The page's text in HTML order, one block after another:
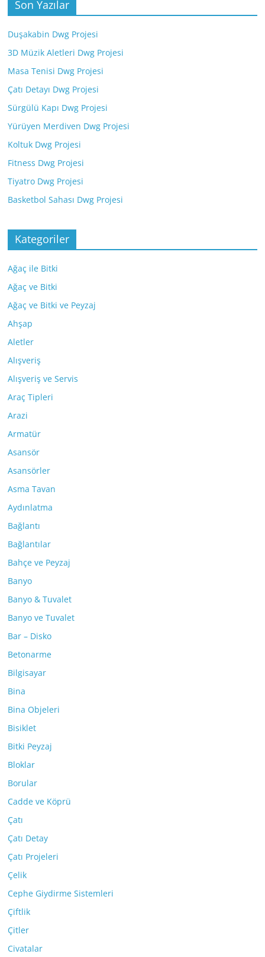
Son Yazılar
Duşakabin Dwg Projesi
3D Müzik Aletleri Dwg Projesi
Masa Tenisi Dwg Projesi
Çatı Detayı Dwg Projesi
Sürgülü Kapı Dwg Projesi
Yürüyen Merdiven Dwg Projesi
Koltuk Dwg Projesi
Fitness Dwg Projesi
Tiyatro Dwg Projesi
Basketbol Sahası Dwg Projesi
Kategoriler
Ağaç ile Bitki
Ağaç ve Bitki
Ağaç ve Bitki ve Peyzaj
Ahşap
Aletler
Alışveriş
Alışveriş ve Servis
Araç Tipleri
Arazi
Armatür
Asansör
Asansörler
Asma Tavan
Aydınlatma
Bağlantı
Bağlantılar
Bahçe ve Peyzaj
Banyo
Banyo & Tuvalet
Banyo ve Tuvalet
Bar – Disko
Betonarme
Bilgisayar
Bina
Bina Objeleri
Bisiklet
Bitki Peyzaj
Bloklar
Borular
Cadde ve Köprü
Çatı
Çatı Detay
Çatı Projeleri
Çelik
Cephe Giydirme Sistemleri
Çiftlik
Çitler
Civatalar